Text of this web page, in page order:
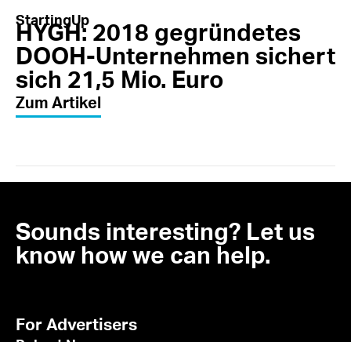
StartingUp
HYGH: 2018 gegründetes
DOOH-Unternehmen sichert
sich 21,5 Mio. Euro
Zum Artikel
Sounds interesting? Let us
know how we can help.
For Advertisers